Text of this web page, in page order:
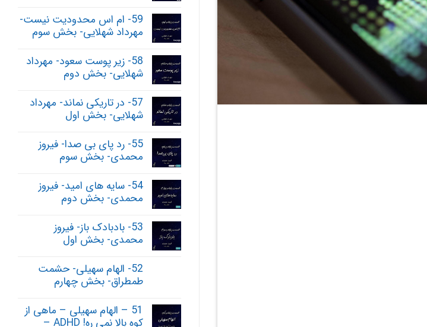
59- ام اس محدودیت نیست-
مهرداد شهلایی- بخش سوم
58- زیر پوست سعود- مهرداد
شهلایی- بخش دوم
57- در تاریکی نماند- مهرداد
شهلایی- بخش اول
55- رد پای بی صدا- فیروز
محمدی- بخش سوم
54- سایه های امید- فیروز
محمدی- بخش دوم
53- بادبادک باز- فیروز
محمدی- بخش اول
52- الهام سهیلی- حشمت
طمطراق- بخش چهارم
51 – الهام سهیلی – ماهی از
کوه بالا نمی ره! ADHD –